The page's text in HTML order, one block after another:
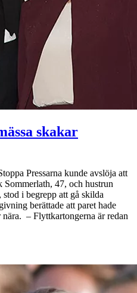
skakar
Pressarna kunde avslöja att
47, och hustrun
i begrepp att gå skilda
berättade att paret hade
nära. – Flyttkartongerna är redan